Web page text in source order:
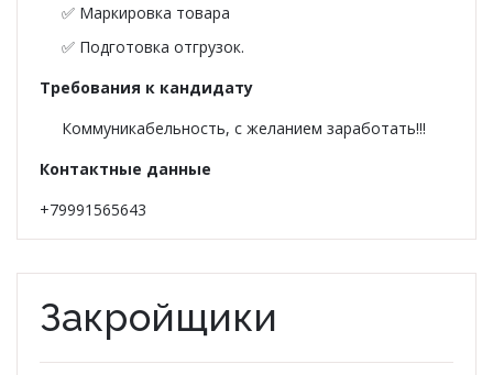
НОВИНКИ
ОПЛАТА И ДОСТАВКА
РАСПРОДАЖА
О НАС
КОНТАКТЫ
✅ Маркировка товара
✅ Подготовка отгрузок.
Требования к кандидату
Коммуникабельность, с желанием заработать!!!
Контактные данные
+79991565643
Закройщики